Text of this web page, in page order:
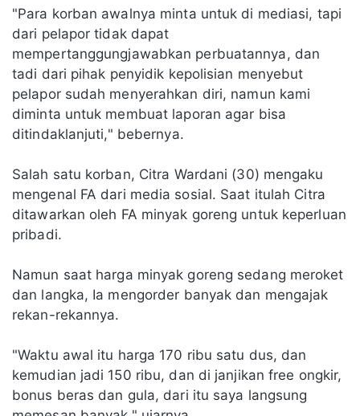
"Para korban awalnya minta untuk di mediasi, tapi
dari pelapor tidak dapat
mempertanggungjawabkan perbuatannya, dan
tadi dari pihak penyidik kepolisian menyebut
pelapor sudah menyerahkan diri, namun kami
diminta untuk membuat laporan agar bisa
ditindaklanjuti," bebernya.
Salah satu korban, Citra Wardani (30) mengaku
mengenal FA dari media sosial. Saat itulah Citra
ditawarkan oleh FA minyak goreng untuk keperluan
pribadi.
Namun saat harga minyak goreng sedang meroket
dan langka, Ia mengorder banyak dan mengajak
rekan-rekannya.
"Waktu awal itu harga 170 ribu satu dus, dan
kemudian jadi 150 ribu, dan di janjikan free ongkir,
bonus beras dan gula, dari itu saya langsung